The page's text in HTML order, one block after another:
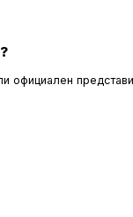
официален